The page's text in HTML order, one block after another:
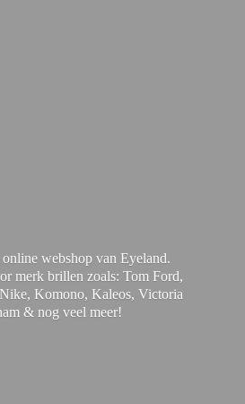
webshop van Eyeland.
merk brillen zoals: Tom Ford,
Komono, Kaleos, Victoria
& nog veel meer!